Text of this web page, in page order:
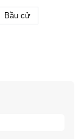
Bầu cử